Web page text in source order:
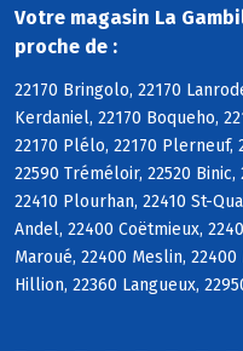
Votre magasin La
proche de :
22170 Bringolo, 22170
Kerdaniel, 22170 Boqueho,
22170 Plélo, 22170 Plerneuf,
22590 Tréméloir, 22520
22410 Plourhan, 22410 St-
Andel, 22400 Coëtmieux,
Maroué, 22400 Meslin,
Hillion, 22360 Langueux,